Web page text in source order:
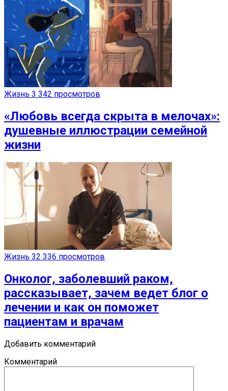
Жизнь 3 342 просмотров
«Любовь всегда скрыта в мелочах»:
душевные иллюстрации семейной
жизни
Жизнь 32 336 просмотров
Онколог, заболевший раком,
рассказывает, зачем ведет блог о
лечении и как он поможет
пациентам и врачам
Добавить комментарий
Комментарий